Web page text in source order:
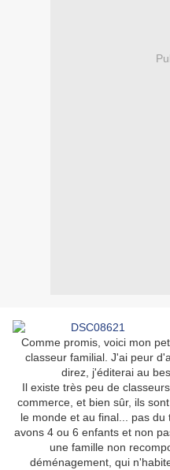
Comme promis, voici mon
classeur familial. J'ai peur
direz, j'éditerai au
Il existe très peu de
commerce, et bien sûr, ils
le monde et au final... pas
avons 4 ou 6 enfants et non
une famille non
déménagement, qui